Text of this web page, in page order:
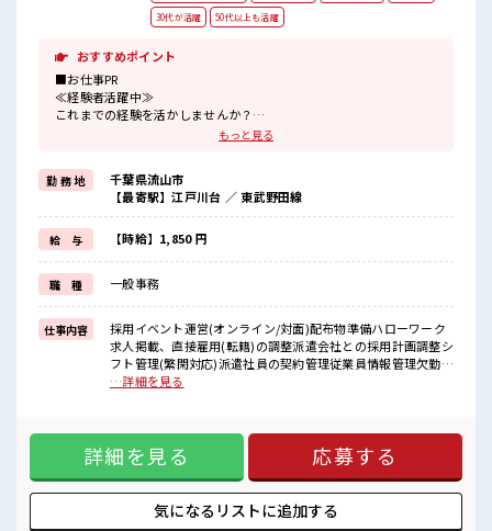
30代が活躍
50代以上も活躍
おすすめポイント
■お仕事PR
≪経験者活躍中≫
これまでの経験を活かしませんか？
≪女性も活躍中の職場≫
もちろん男性の応募もOKですよ！
≪適度な残業でお給料UP≫
残業は月20時間未満で、
ほどよく稼げます♪
≪週休2日制≫
週末は家族や友人と一緒にプライベート満喫！
≪収入アップを目指せる≫
高時給だらけの派遣のお仕事です！
■職場の雰囲気
女性が多めの職場です♪
休憩室で楽しくおしゃべり！
ロッカー付き職場♪
高収入もバッチリ目指せますよ！
もっと見る
勤 務 地
千葉県流山市
【最寄駅】江戸川台 ／ 東武野田線
給 与 【時給】1,850 円
職 種 一般事務
仕事内容
採用イベント運営(オンライン/対面)配布物準備ハローワーク
求人掲載、直接雇用(転籍)の調整派遣会社との採用計画調整シ
フト管理(繁閑対応)派遣社員の契約管理従業員情報管理欠勤時
の派遣会社への手配依頼友人紹介施策の推進派遣会社からの
中≫ これまでの経験を活かしませんか？ ブランクがあっても
大丈夫♪ 経験はちょっとだけ…という方もOK！ ≪女性も活
躍中の職場≫ もちろん男性の応募もOKですよ！ ≪適度な残
業でお給料UP≫ 残業は月20時間未満で、 ほどよく稼げます
♪ ≪週休2日制≫ 週末は家族や友人と一緒にプライベート満
喫！ ≪収入アップを目指せる≫ 高時給だらけの派遣のお仕事
…詳細を見る
詳細を見る 応募する
気になるリストに追加する